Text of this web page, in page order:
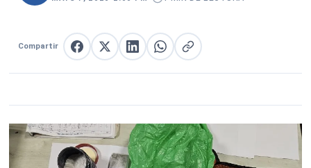
Compartir Compartir en Facebook
Compartir en X
Compartir en LinkedIn
Compartir en WhatsApp
Copiar enlace